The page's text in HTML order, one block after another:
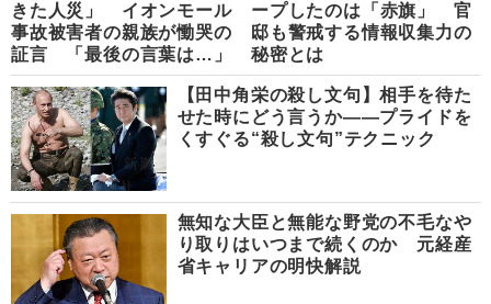
きた人災」 イオンモール
事故被害者の親族が慟哭の
証言 「最後の言葉は…」
ープしたのは「赤旗」 官
邸も警戒する情報収集力の
秘密とは
【田中角栄の殺し文句】相手を待た
せた時にどう言うか――プライドを
くすぐる“殺し文句”テクニック
無知な大臣と無能な野党の不毛なや
り取りはいつまで続くのか 元経産
省キャリアの明快解説